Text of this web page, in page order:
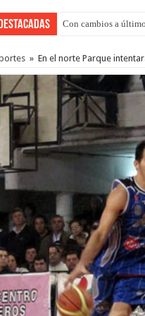
Con cambios a
Adopción en Entre
» En el norte Parque